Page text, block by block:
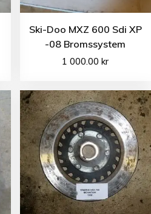
Ski-Doo MXZ 600 Sdi XP
-08 Bromssystem
1 000.00kr